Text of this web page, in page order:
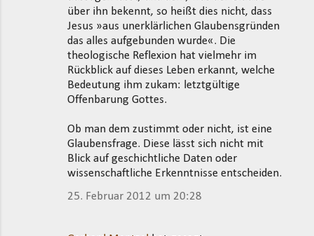
über ihn bekennt, so heißt dies nicht, dass
Jesus »aus unerklärlichen Glaubensgründen
das alles aufgebunden wurde«. Die
theologische Reflexion hat vielmehr im
Rückblick auf dieses Leben erkannt, welche
Bedeutung ihm zukam: letztgültige
Offenbarung Gottes.
Ob man dem zustimmt oder nicht, ist eine
Glaubensfrage. Diese lässt sich nicht mit
Blick auf geschichtliche Daten oder
wissenschaftliche Erkenntnisse entscheiden.
25. Februar 2012 um 20:28